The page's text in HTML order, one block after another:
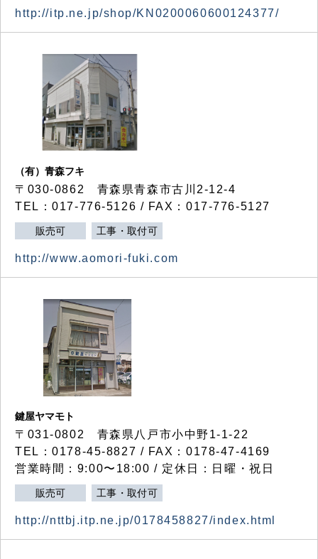
http://itp.ne.jp/shop/KN0200060600124377/
（有）青森フキ
〒030-0862 青森県青森市古川2-12-4
TEL：017-776-5126 / FAX：017-776-5127
販売可 工事・取付可
http://www.aomori-fuki.com
鍵屋ヤマモト
〒031-0802 青森県八戸市小中野1-1-22
TEL：0178-45-8827 / FAX：0178-47-4169
営業時間：9:00〜18:00 / 定休日：日曜・祝日
販売可 工事・取付可
http://nttbj.itp.ne.jp/0178458827/index.html